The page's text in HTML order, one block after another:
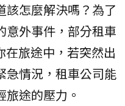
該怎麼解決嗎？為了
意外事件，部分租車
在旅途中，若突然出
急情況，租車公司能
途的壓力。